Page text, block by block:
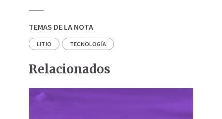
TEMAS DE LA NOTA
LITIO TECNOLOGÍA
Relacionados